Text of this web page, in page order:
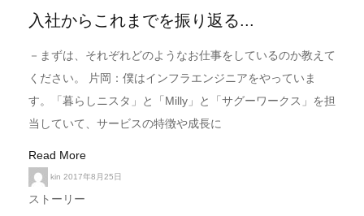
入社からこれまでを振り返る...
－まずは、それぞれどのようなお仕事をしているのか教えて
ください。 片岡：僕はインフラエンジニアをやっていま
す。「暮らしニスタ」と「Milly」と「サグーワークス」を担
当していて、サービスの特徴や成長に
Read More
kin 2017年8月25日
ストーリー